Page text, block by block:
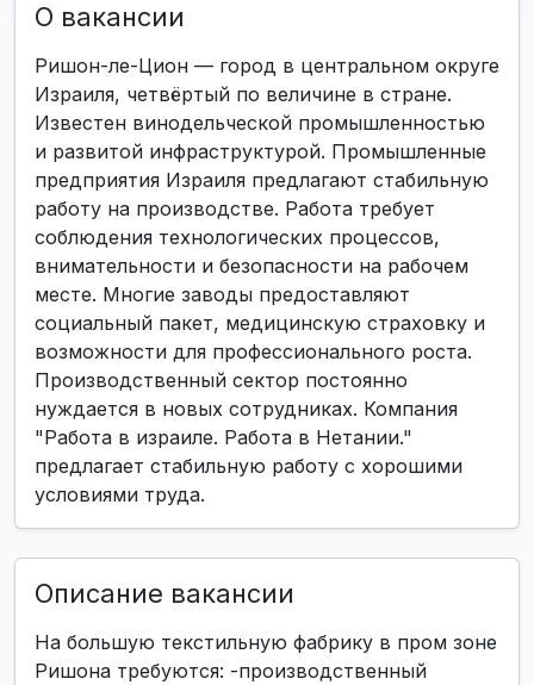
О вакансии
Ришон-ле-Цион — город в центральном округе
Израиля, четвёртый по величине в стране.
Известен винодельческой промышленностью
и развитой инфраструктурой. Промышленные
предприятия Израиля предлагают стабильную
работу на производстве. Работа требует
соблюдения технологических процессов,
внимательности и безопасности на рабочем
месте. Многие заводы предоставляют
социальный пакет, медицинскую страховку и
возможности для профессионального роста.
Производственный сектор постоянно
нуждается в новых сотрудниках. Компания
"Работа в израиле. Работа в Нетании."
предлагает стабильную работу с хорошими
условиями труда.
Описание вакансии
На большую текстильную фабрику в пром зоне
Ришона требуются: -производственный